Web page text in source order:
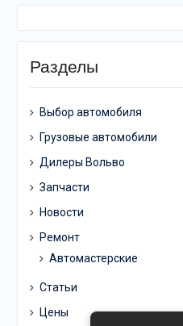
Разделы
Выбор автомобиля
Грузовые автомобили
Дилеры Вольво
Запчасти
Новости
Ремонт
Автомастерские
Статьи
Цены